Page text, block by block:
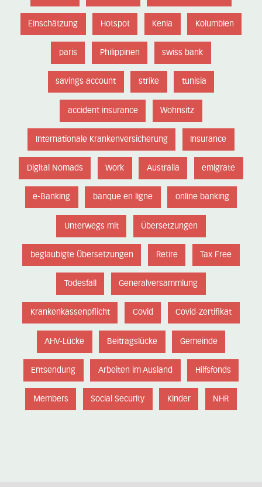
Einschätzung Hotspot Kenia Kolumbien
paris Philippinen swiss bank
savings account strike tunisia
accident insurance Wohnsitz
Internationale Krankenversicherung Insurance
Digital Nomads Work Australia emigrate
e-Banking banque en ligne online banking
Unterwegs mit Übersetzungen
beglaubigte Übersetzungen Retire Tax Free
Todesfall Generalversammlung
Krankenkassenpflicht Covid Covid-Zertifikat
AHV-Lücke Beitragslücke Gemeinde
Entsendung Arbeiten im Ausland Hilfsfonds
Members Social Security Kinder NHR